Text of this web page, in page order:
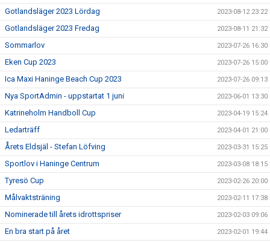
Gotlandsläger 2023 Lördag 2023-08-12 23:22
Gotlandsläger 2023 Fredag 2023-08-11 21:32
Sommarlov 2023-07-26 16:30
Eken Cup 2023 2023-07-26 15:00
Ica Maxi Haninge Beach Cup 2023 2023-07-26 09:13
Nya SportAdmin - uppstartat 1 juni 2023-06-01 13:30
Katrineholm Handboll Cup 2023-04-19 15:24
Ledarträff 2023-04-01 21:00
Årets Eldsjäl - Stefan Löfving 2023-03-31 15:25
Sportlov i Haninge Centrum 2023-03-08 18:15
Tyresö Cup 2023-02-26 20:00
Målvaktsträning 2023-02-11 17:38
Nominerade till årets idrottspriser 2023-02-03 09:06
En bra start på året 2023-02-01 19:44